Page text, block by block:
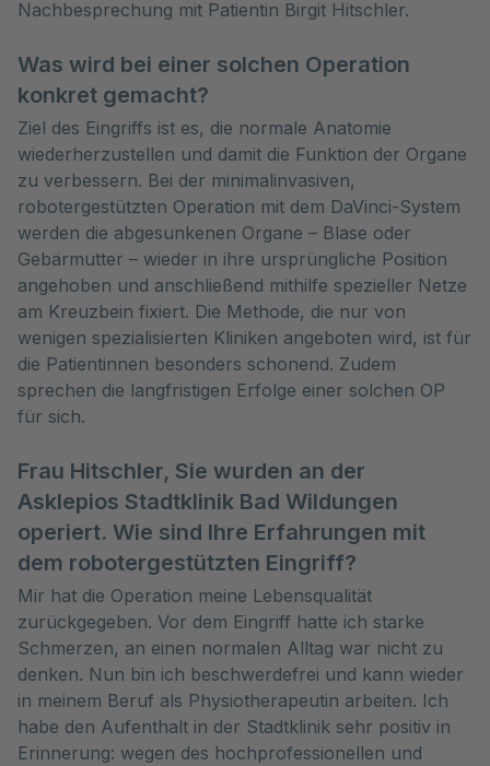
Nachbesprechung mit Patientin Birgit Hitschler.
Was wird bei einer solchen Operation
konkret gemacht?
Ziel des Eingriffs ist es, die normale Anatomie
wiederherzustellen und damit die Funktion der Organe
zu verbessern. Bei der minimalinvasiven,
robotergestützten Operation mit dem DaVinci-System
werden die abgesunkenen Organe – Blase oder
Gebärmutter – wieder in ihre ursprüngliche Position
angehoben und anschließend mithilfe spezieller Netze
am Kreuzbein fixiert. Die Methode, die nur von
wenigen spezialisierten Kliniken angeboten wird, ist für
die Patientinnen besonders schonend. Zudem
sprechen die langfristigen Erfolge einer solchen OP
für sich.
Frau Hitschler, Sie wurden an der
Asklepios Stadtklinik Bad Wildungen
operiert. Wie sind Ihre Erfahrungen mit
dem robotergestützten Eingriff?
Mir hat die Operation meine Lebensqualität
zurückgegeben. Vor dem Eingriff hatte ich starke
Schmerzen, an einen normalen Alltag war nicht zu
denken. Nun bin ich beschwerdefrei und kann wieder
in meinem Beruf als Physiotherapeutin arbeiten. Ich
habe den Aufenthalt in der Stadtklinik sehr positiv in
Erinnerung: wegen des hochprofessionellen und